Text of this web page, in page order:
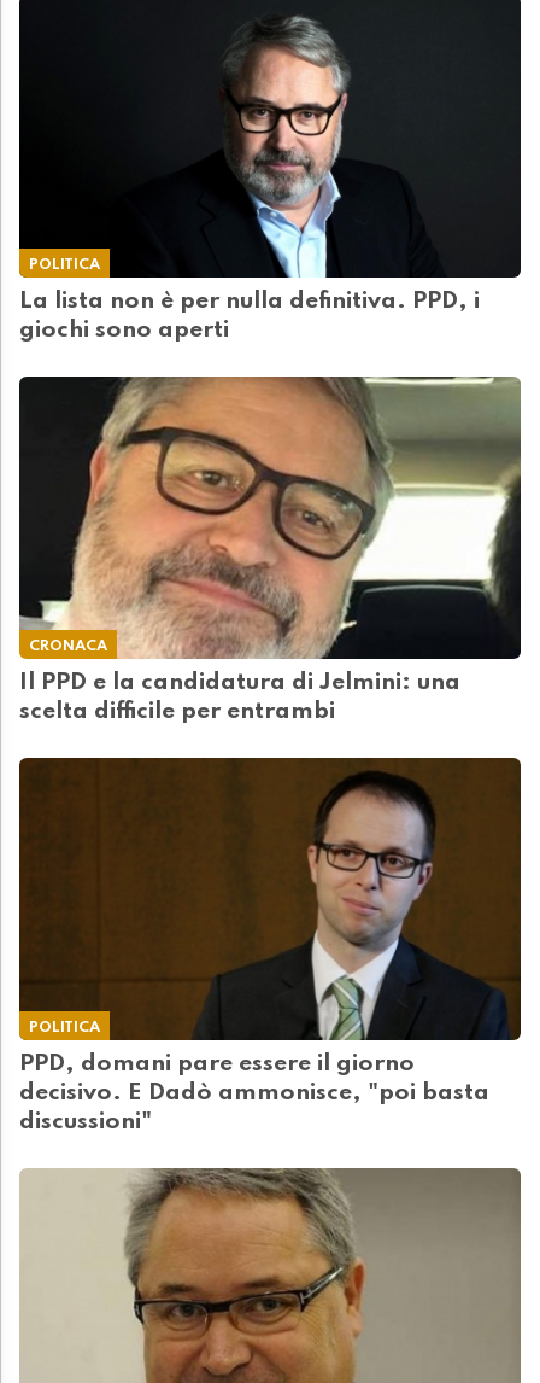
POLITICA
La lista non è per nulla definitiva. PPD, i
giochi sono aperti
CRONACA
Il PPD e la candidatura di Jelmini: una
scelta difficile per entrambi
POLITICA
PPD, domani pare essere il giorno
decisivo. E Dadò ammonisce, "poi basta
discussioni"